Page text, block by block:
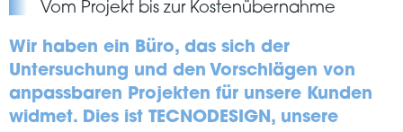
Vom Projekt bis zur Kostenübernahme
Wir haben ein Büro, das sich der
Untersuchung und den Vorschlägen von
anpassbaren Projekten für unsere Kunden
widmet. Dies ist TECNODESIGN, unsere